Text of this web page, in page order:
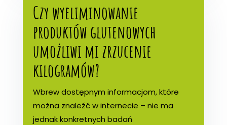
Czy wyeliminowanie
produktów glutenowych
umożliwi mi zrzucenie
kilogramów?
Wbrew dostępnym informacjom, które
można znaleźć w internecie – nie ma
jednak konkretnych badań